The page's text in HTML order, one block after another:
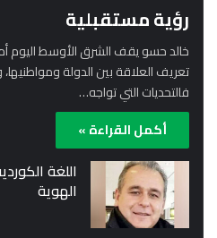
رؤية مستقبلية
خالد حسو يقف الشرق الأوسط اليوم
تعريف العلاقة بين الدولة
فالتحديات التي تواجه…
أكمل القراءة »
اللغة
الهوية